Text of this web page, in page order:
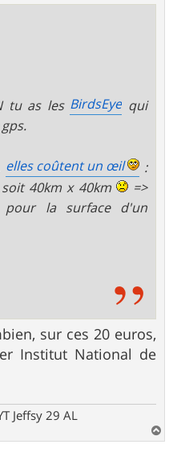
tu as les BirdsEye qui
elles coûtent un œil
:
40km x 40km
=>
la surface d'un
sur ces 20 euros,
Institut National de
Jeffsy 29 AL
a